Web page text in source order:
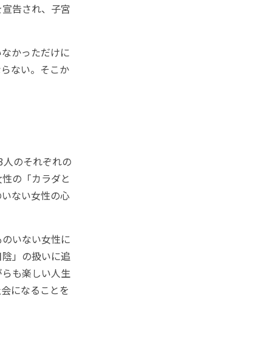
告され、子宮
かっただけに
ない。そこか
のそれぞれの
の「カラダと
ない女性の心
いない女性に
」の扱いに追
も楽しい人生
になることを